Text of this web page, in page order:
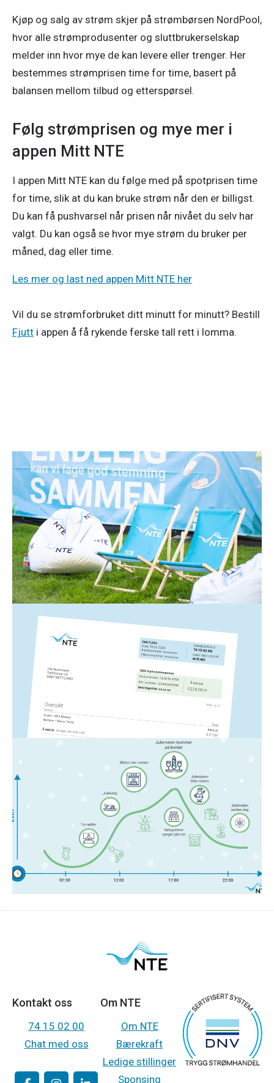
Kjøp og salg av strøm skjer på strømbørsen NordPool,
hvor alle strømprodusenter og sluttbrukerselskap
melder inn hvor mye de kan levere eller trenger. Her
bestemmes strømprisen time for time, basert på
Følg strømprisen og mye mer i
appen Mitt NTE
I appen Mitt NTE kan du følge med på spotprisen time
for time, slik at du kan bruke strøm når den er billigst.
Du kan få pushvarsel når prisen når nivået du selv har
valgt. Du kan også se hvor mye strøm du bruker per
måned, dag eller time.
Les mer og last ned appen Mitt NTE her
Fjutt i appen å få rykende ferske tall rett i lomma.
Strøm 1. juli 2026
Spar strøm i sommer!
Lysere og varmere dager gjør ikke bare noe med
humøret vårt – de kan også gjøre underverker for
strømregningen din. Her er 12 enkle strømsparetips
fra oss til deg!
Les mer
Strøm
Slik leser du NTEs strømfaktura
Hvis du lurer på noe som har med strømfakturaen fra
NTE å gjøre, har vi laget en forklaring på de ulike
elementene her.
Les mer
Denne timen bruker vi mest strøm
Kan du gjette hvilken time i året vi nordmenn bruker
mest strøm?
Kontakt oss
74 15 02 00
Chat med oss
Om NTE
Om NTE
Bærekraft
Ledige stillinger
Sponsing